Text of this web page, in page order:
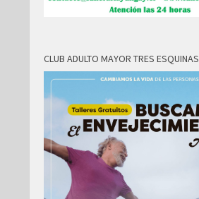
CLUB ADULTO MAYOR TRES ESQUINAS